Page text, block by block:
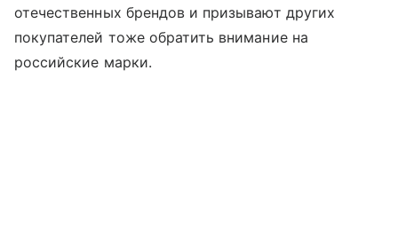
отечественных брендов и призывают других
покупателей тоже обратить внимание на
российские марки.